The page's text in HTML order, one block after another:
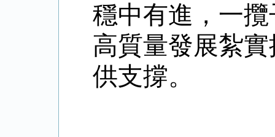
穩中有進，一
高質量發展紮
供支撐。